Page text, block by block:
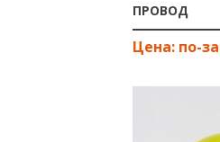
ПРОВОД